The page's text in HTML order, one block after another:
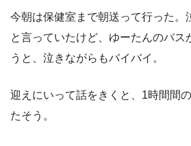
今朝は保健室まで朝送って行った。
と言っていたけど、ゆーたんのバス
うと、泣きながらもバイバイ。
迎えにいって話をきくと、1時間間
たそう。